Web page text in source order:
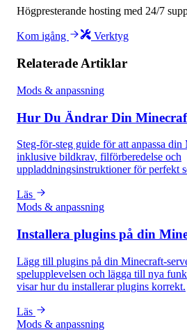
Högpresterande hosting med 24/7
Kom igång Verktyg
Relaterade Artiklar
Mods & anpassning
Hur Du Ändrar Din
Steg-för-steg guide för att anpassa
inklusive bildkrav, filförberedelse och
uppladdningsinstruktioner för perfekt
Läs
Mods & anpassning
Installera plugins på din
Lägg till plugins på din Minecraft-
spelupplevelsen och lägga till nya
visar hur du installerar plugins korrekt.
Läs
Mods & anpassning